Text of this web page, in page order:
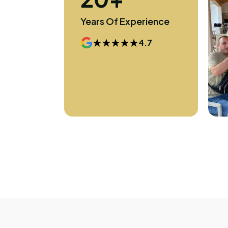
Years Of Experience
4.7